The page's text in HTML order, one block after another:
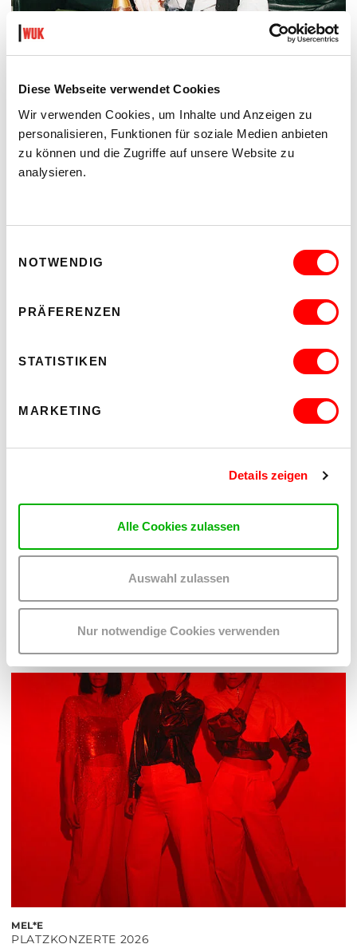
Diese Webseite verwendet Cookies
Wir verwenden Cookies, um Inhalte und Anzeigen zu
personalisieren, Funktionen für soziale Medien anbieten
zu können und die Zugriffe auf unsere Website zu
analysieren.
NOTWENDIG
PRÄFERENZEN
STATISTIKEN
MARKETING
Details zeigen
Alle Cookies zulassen
Auswahl zulassen
Nur notwendige Cookies verwenden
DER TÄUBLING
PLATZKONZERTE 2026
Di 11.8.2026
20.30
MEHR LESEN
PLATZKONZERTE 2026
Mi 12.8.2026
MEHR LESEN
MEL*E
PLATZKONZERTE 2026